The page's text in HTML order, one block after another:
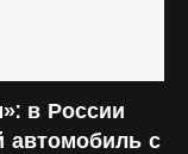
в России
автомобиль с